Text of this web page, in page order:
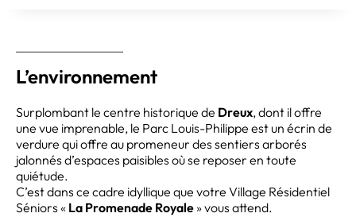
L’environnement
Surplombant le centre historique de Dreux, dont il offre
une vue imprenable, le Parc Louis-Philippe est un écrin de
verdure qui offre au promeneur des sentiers arborés
jalonnés d’espaces paisibles où se reposer en toute
quiétude.
C’est dans ce cadre idyllique que votre Village Résidentiel
Séniors « La Promenade Royale » vous attend.